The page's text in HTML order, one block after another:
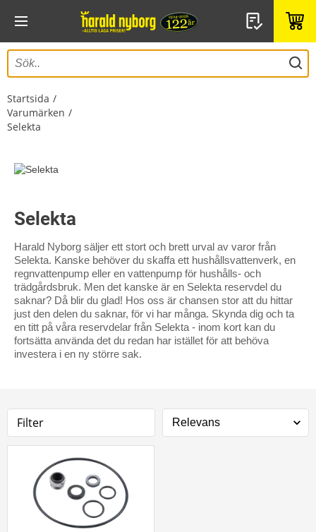
Startsida
Varumärken
Selekta
Selekta
Harald Nyborg säljer ett stort och brett urval av varor från
Selekta. Kanske behöver du skaffa ett hushållsvattenverk, en
regnvattenpump eller en vattenpump för hushålls- och
trädgårdsbruk. Men det kanske är en Selekta reservdel du
saknar? Då blir du glad! Hos oss är chansen stor att du hittar
just den delen du saknar, för vi har många. Skynda dig och ta
en titt på våra reservdelar från Selekta - inom kort kan du
fortsätta använda det du redan har istället för att behöva
investera i en ny större sak.
Filter